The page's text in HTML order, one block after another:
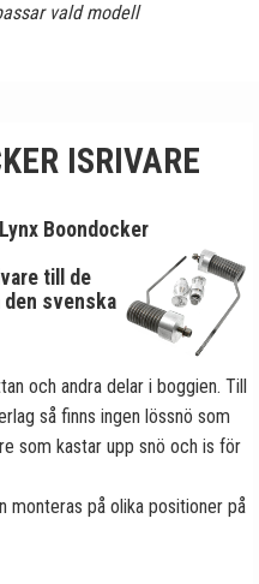
vald modell
ISRIVARE
Boondocker
till de
svenska
och andra delar i boggien. Till
så finns ingen lössnö som
som kastar upp snö och is för
monteras på olika positioner på